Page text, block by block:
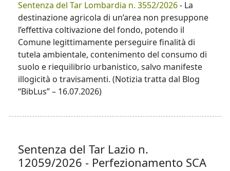
competenze tecniche e professionali dei
geometri, al fine di garantire il pieno rispetto
delle regolamentazioni vigenti e di promuovere
un'attività sostenibile e rispettosa del territorio.
Sentenza del Tar Lombardia n. 3552/2026- La
destinazione agricola di un’area non presuppone
l’effettiva coltivazione del fondo, potendo il
Comune legittimamente perseguire finalità di
tutela ambientale, contenimento del consumo di
suolo e riequilibrio urbanistico, salvo manifeste
illogicità o travisamenti. (Notizia tratta dal Blog
“BibLus” – 16.07.2026)
Sentenza del Tar Lazio n.
12059/2026 - Perfezionamento SCA